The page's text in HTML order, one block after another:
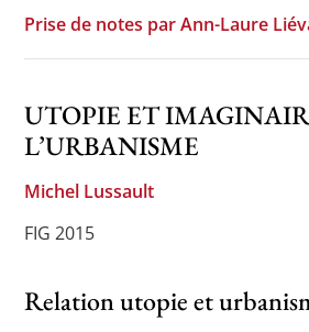
Critique d’ouvrages
Prise de notes par Ann-Laure
UTOPIE ET
L’URBANISME
Michel Lussault
FIG 2015
Relation utopie et